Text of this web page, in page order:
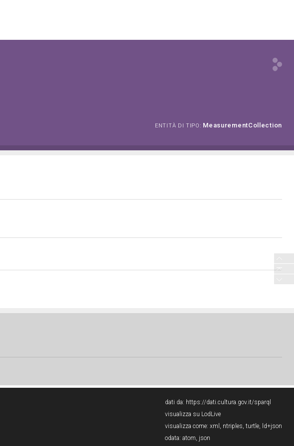
ENTITÀ DI TIPO: MeasurementCollection
dati da: https://dati.cultura.gov.it/sparql
visualizza su LodLive
visualizza come: xml , ntriples, turtle, ld+json
odata: atom, json